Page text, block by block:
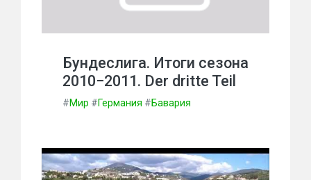
Бундеслига. Итоги сезона
2010−2011. Der dritte Teil
#Мир #Германия #Бавария